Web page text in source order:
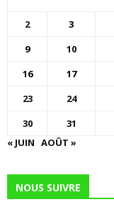
2
3
9
10
16
17
23
24
30
31
« JUIN AOÛT »
NOUS SUIVRE